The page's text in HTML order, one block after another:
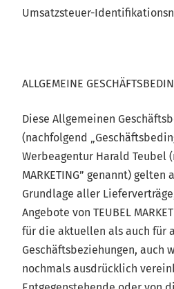
Umsatzsteuer-
ALLGEMEINE
Diese Allgemeinen
(nachfolgend
Werbeagentur Harald Teubel
MARKETING” genannt)
Grundlage aller
Angebote von TEUBEL
für die aktuellen als auch für
Geschäftsbeziehungen, auch
nochmals ausdrücklich